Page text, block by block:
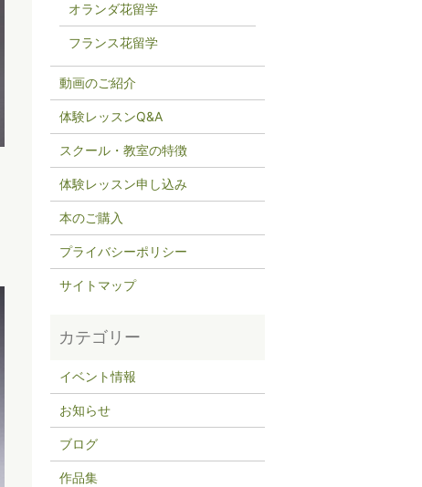
オランダ花留学
フランス花留学
動画のご紹介
体験レッスンQ&A
スクール・教室の特徴
体験レッスン申し込み
本のご購入
プライバシーポリシー
サイトマップ
イベント情報
お知らせ
ブログ
作品集